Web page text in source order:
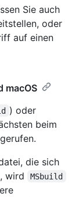
Sie auch
oder
auf einen
macOS
) oder
beim
die sich
wird
MSbuild